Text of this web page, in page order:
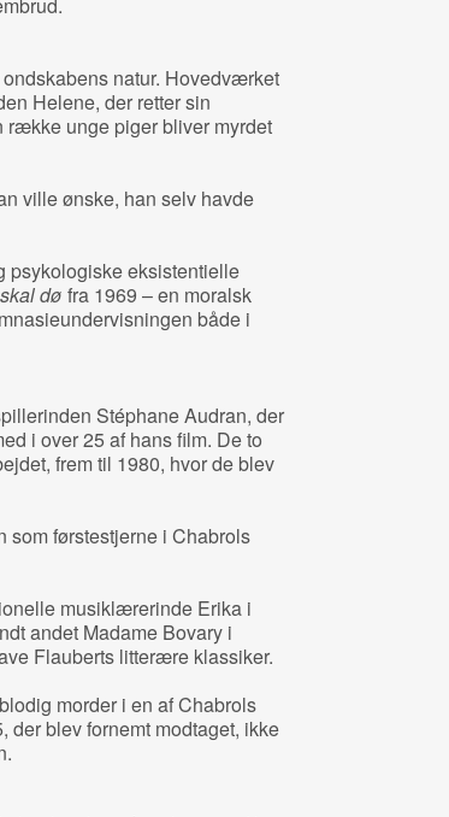
natur. Hovedværket
Helene, der retter sin
række unge piger bliver myrdet
ville ønske, han selv havde
psykologiske eksistentielle
dø fra 1969 – en moralsk
både i
Stéphane Audran, der
i over 25 af hans film. De to
frem til 1980, hvor de blev
som førstestjerne i Chabrols
musiklærerinde Erika i
andet Madame Bovary i
Flauberts litterære klassiker.
morder i en af Chabrols
der blev fornemt modtaget, ikke